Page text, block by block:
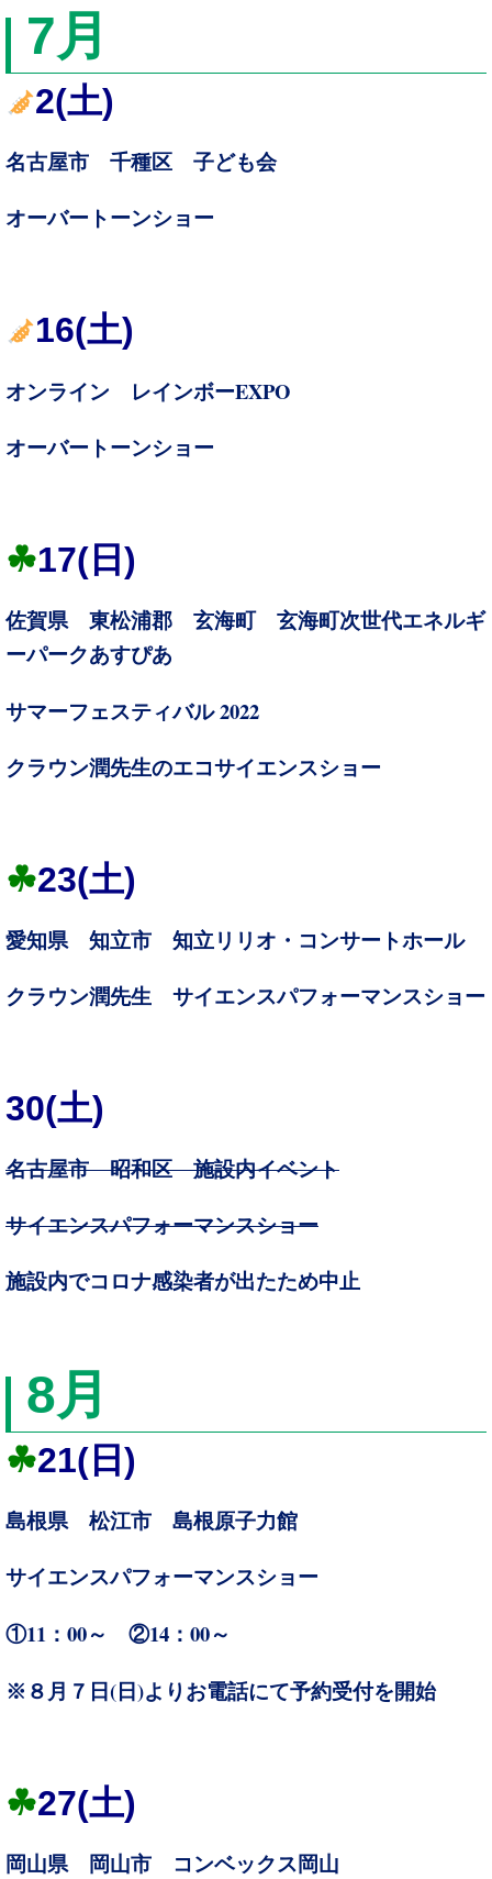
7月
2(土)
名古屋市 千種区 子ども会
オーバートーンショー
16(土)
オンライン レインボーEXPO
オーバートーンショー
☘17( 日)
佐賀県 東松浦郡 玄海町 玄海町次世代エネルギ
ーパークあすぴあ
サマーフェスティバル2022
クラウン潤先生のエコサイエンスショー
☘23(土)
愛知県 知立市 知立リリオ・コンサートホール
クラウン潤先生 サイエンスパフォーマンスショー
30(土)
名古屋市 昭和区 施設内イベント
サイエンスパフォーマンスショー
施設内でコロナ感染者が出たため中止
8月
☘21( 日)
島根県 松江市 島根原子力館
サイエンスパフォーマンスショー
①11：00～ ②14：00～
※８月７ 日( 日)よりお電話にて予約受付を開始
☘27(土)
岡山県 岡山市 コンベックス岡山